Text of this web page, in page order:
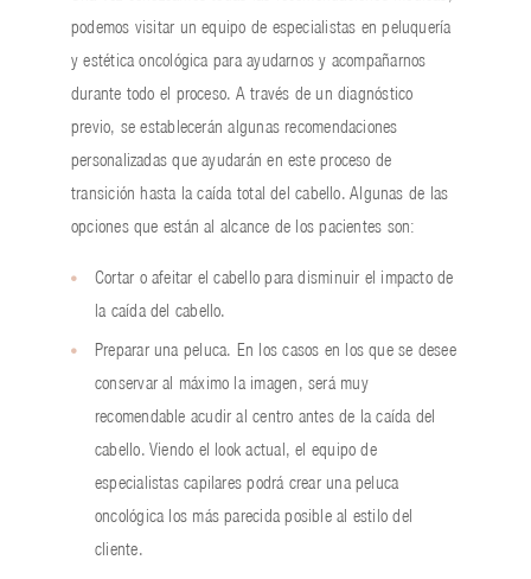
podemos visitar un equipo de especialistas en peluquería
y estética oncológica para ayudarnos y acompañarnos
durante todo el proceso. A través de un diagnóstico
previo, se establecerán algunas recomendaciones
personalizadas que ayudarán en este proceso de
transición hasta la caída total del cabello. Algunas de las
opciones que están al alcance de los pacientes son:
Cortar o afeitar el cabello para disminuir el impacto de
la caída del cabello.
Preparar una peluca. En los casos en los que se desee
conservar al máximo la imagen, será muy
recomendable acudir al centro antes de la caída del
cabello. Viendo el look actual, el equipo de
especialistas capilares podrá crear una peluca
oncológica los más parecida posible al estilo del
cliente.